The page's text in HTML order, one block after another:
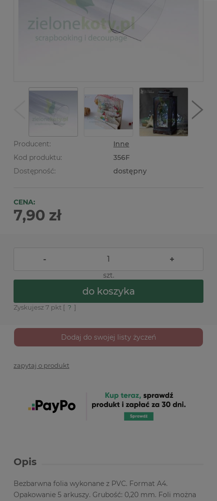
Producent:
Inne
Kod produktu:
356F
Dostępność:
dostępny
CENA:
7,90 zł
- +
szt.
do koszyka
Zyskujesz 7 pkt [ ? ]
Dodaj do swojej listy życzeń
zapytaj o produkt
Opis
Bezbarwna folia wykonane z PVC. Format A4.
Opakowanie 5 arkuszy. Grubość: 0,20 mm. Foli można